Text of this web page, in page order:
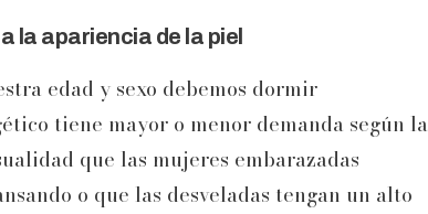
la apariencia de la piel
edad y sexo debemos dormir
tiene mayor o menor demanda según la
que las mujeres embarazadas
o que las desveladas tengan un alto